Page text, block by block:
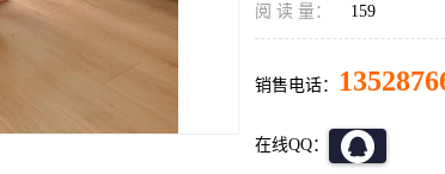
阅 读 量： 159
销售电话：
在线QQ：